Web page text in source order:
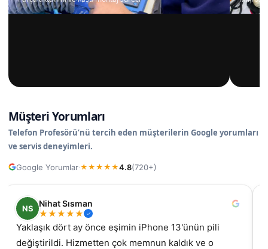
Müşteri Yorumları
Telefon Profesörü’nü tercih eden müşterilerin Google yorumları
ve servis deneyimleri.
Google Yorumlar·★ ★ ★ ★ ★4.8(720+)
NS
Nihat Sısman
★★★★★
Yaklaşık dört ay önce eşimin iPhone 13'ünün pili
değiştirildi. Hizmetten çok memnun kaldık ve o